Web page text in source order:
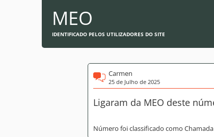
MEO
IDENTIFICADO PELOS UTILIZADORES DO SITE
Carmen
25 de Julho de 2025
Ligaram da MEO deste
Número foi classificado como